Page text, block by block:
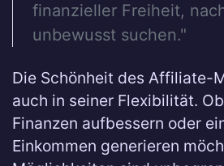
finanzieller Freiheit,
unbewusst suchen."
Die Schönheit des Affiliate-
auch in seiner Flexibilität.
Finanzen aufbessern oder
Einkommen generieren